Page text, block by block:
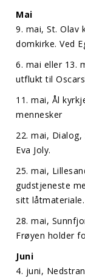
Mai
9. mai, St. Olav
domkirke. Ved
6. mai eller 13.
utflukt til
11. mai, Ål
mennesker
22. mai, Dialog,
Eva Joly.
25. mai,
gudstjeneste
sitt låtmateriale.
28. mai,
Frøyen holder
Juni
4. juni,